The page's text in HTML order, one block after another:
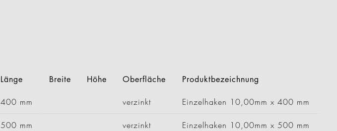
Länge Breite Höhe Oberfläche Produktbezeichnung
400 mm verzinkt Einzelhaken 10,00mm x 400 mm
500 mm verzinkt Einzelhaken 10,00mm x 500 mm